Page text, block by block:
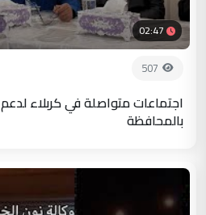
02:47
507
اجتماعات متواصلة في كربلاء لدعم
بالمحافظة